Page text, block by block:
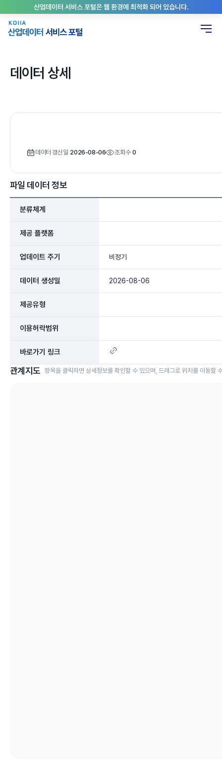
산업데이터 서비스 포털은 웹 환경에 최적화 되어 있습니다.
데이터 상세
데이터 갱신일 2026-08-06 조회수 0
파일 데이터 정보
분류체계
제공 플랫폼
업데이트 주기 비정기
데이터 생성일 2026-08-06
제공유형
이용허락범위
바로가기 링크
관계지도 항목을 클릭하면 상세정보를 확인할 수 있으며, 드래그로 위치를 이동할